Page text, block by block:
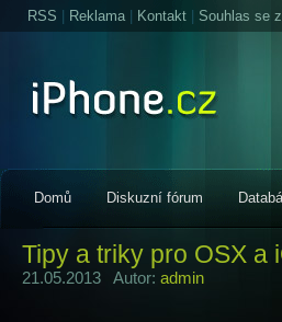
RSS Reklama| Kontakt Souhlas se
Domů Diskuzní fórum
Tipy a triky pro OSX a
21.05.2013 Autor: admin